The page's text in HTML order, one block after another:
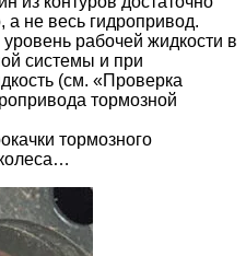
а не весь гидропривод.
рабочей жидкости в
системы и при
(см. «Проверка
тормозной
тормозного